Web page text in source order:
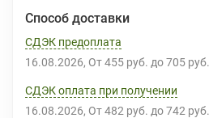
Способ доставки
СДЭК предоплата
16.08.2026 От 455 руб. до 705 руб.
СДЭК оплата при получении
16.08.2026 От 482 руб. до 742 руб.